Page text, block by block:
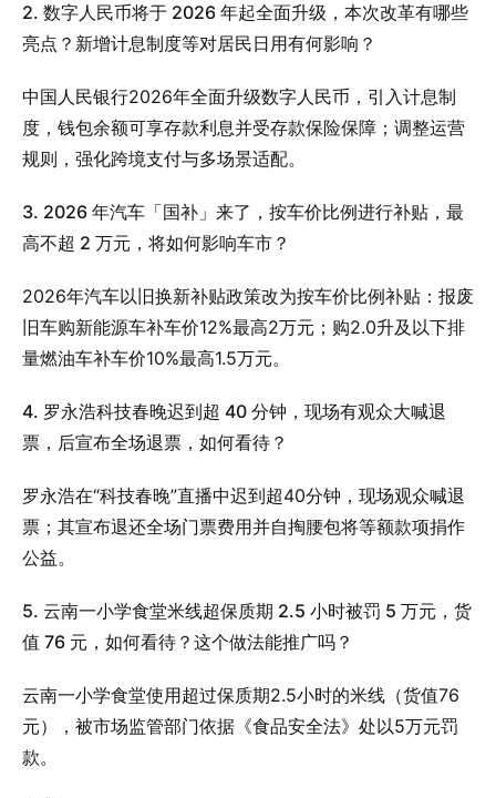
2. 数字人民币将于 2026 年起全面升级，本次改革有哪些
亮点？新增计息制度等对居民日用有何影响？
中国人民银行2026年全面升级数字人民币，引入计息制
度，钱包余额可享存款利息并受存款保险保障；调整运营
规则，强化跨境支付与多场景适配。
3. 2026 年汽车「国补」来了，按车价比例进行补贴，最
高不超 2 万元，将如何影响车市？
2026年汽车以旧换新补贴政策改为按车价比例补贴：报废
旧车购新能源车补车价12%最高2万元；购2.0升及以下排
量燃油车补车价10%最高1.5万元。
4. 罗永浩科技春晚迟到超 40 分钟，现场有观众大喊退
票，后宣布全场退票，如何看待？
罗永浩在“科技春晚”直播中迟到超40分钟，现场观众喊退
票；其宣布退还全场门票费用并自掏腰包将等额款项捐作
公益。
5. 云南一小学食堂米线超保质期 2.5 小时被罚 5 万元，货
值 76 元，如何看待？这个做法能推广吗？
云南一小学食堂使用超过保质期2.5小时的米线（货值76
元），被市场监管部门依据《食品安全法》处以5万元罚
款。